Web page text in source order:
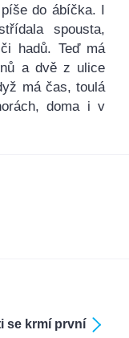
do ábíčka. I
spousta,
hadů. Teď má
a dvě z ulice
má čas, toulá
doma i v
se krmí první